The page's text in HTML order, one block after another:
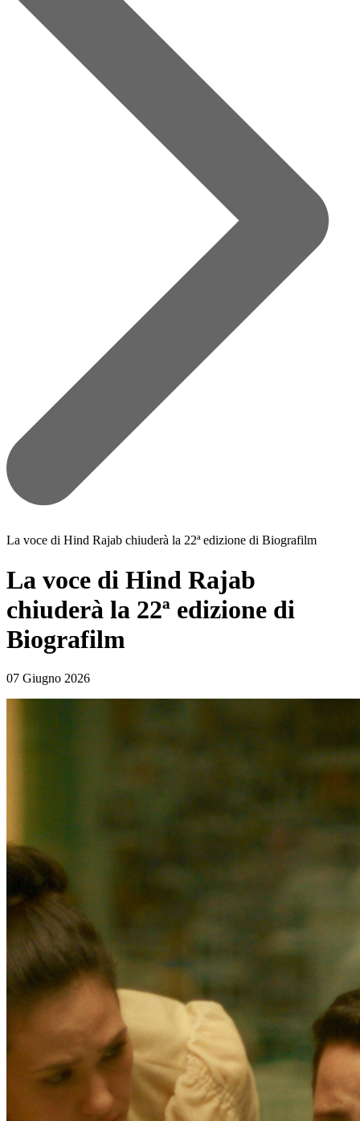
La voce di Hind Rajab chiuderà la 22ª edizione di Biografilm
La voce di Hind Rajab
chiuderà la 22ª edizione di
Biografilm
07 Giugno 2026